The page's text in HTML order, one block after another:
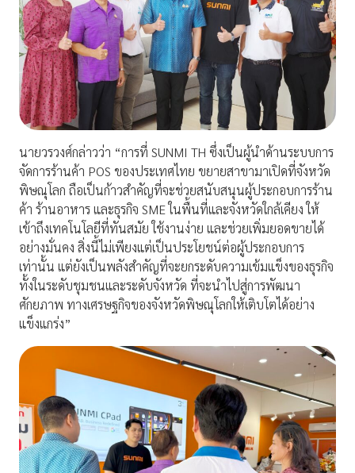
นายวรวงศ์กล่าวว่า “การที่ SUNMI TH ซึ่งเป็นผู้นำด้านระบบการ
จัดการร้านค้า POS ของประเทศไทย ขยายสาขามาเปิดที่จังหวัด
พิษณุโลก ถือเป็นก้าวสำคัญที่จะช่วยสนับสนุนผู้ประกอบการร้าน
ค้า ร้านอาหาร และธุรกิจ SMEในพื้นที่และจังหวัดใกล้เคียง ให้
เข้าถึงเทคโนโลยีที่ทันสมัย ใช้งานง่าย และช่วยเพิ่มยอดขายได้
อย่างมั่นคง สิ่งนี้ไม่เพียงแต่เป็นประโยชน์ต่อผู้ประกอบการ
เท่านั้น แต่ยังเป็นพลังสำคัญที่จะยกระดับความเข้มแข็งของธุรกิจ
ทั้งในระดับชุมชนและระดับจังหวัด ที่จะนำไปสู่การพัฒนา
ศักยภาพ ทางเศรษฐกิจของจังหวัดพิษณุโลกให้เติบโตได้อย่าง
แข็งแกร่ง”